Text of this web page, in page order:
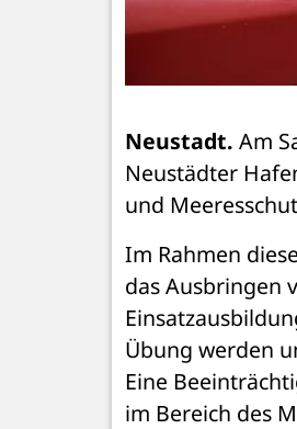
Neustadt. Am
Neustädter
und
Im Rahmen
das Ausbringen
Übung werden
Eine
im Bereich des